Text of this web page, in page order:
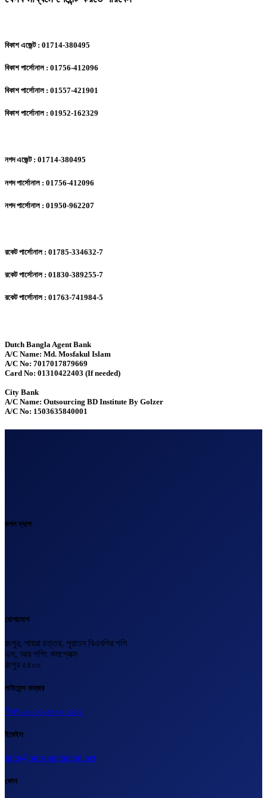
বিকাশ এজেন্ট : 01714-380495
বিকাশ পার্সোনাল : 01756-412096
বিকাশ পার্সোনাল : 01557-421901
বিকাশ পার্সোনাল : 01952-162329
নগদ এজেন্ট : 01714-380495
নগদ পার্সোনাল : 01756-412096
নগদ পার্সোনাল : 01950-962207
রকেট পার্সোনাল : 01785-334632-7
রকেট পার্সোনাল : 01830-389255-7
রকেট পার্সোনাল : 01763-741984-5
Dutch Bangla Agent Bank
A/C Name: Md. Mosfakul Islam
A/C No: 7017017879669
Card No: 01310422403 (If needed)
City Bank
A/C Name: Outsourcing BD Institute By Golzer
A/C No: 1503635840001
গুগল ম্যাপ
যোগাযোগ
রংপুর, পায়রা চত্তর, পুরাতন বিএনপির গলি
এস, আর শপিং কমপ্লেক্স
রংপুর ৫৪০০
লাইসেন্স নাম্বার
বিএল-২০২৩-২৪০০০১৬২
ইমেইল
info@outsourcingbd.net
ফোন